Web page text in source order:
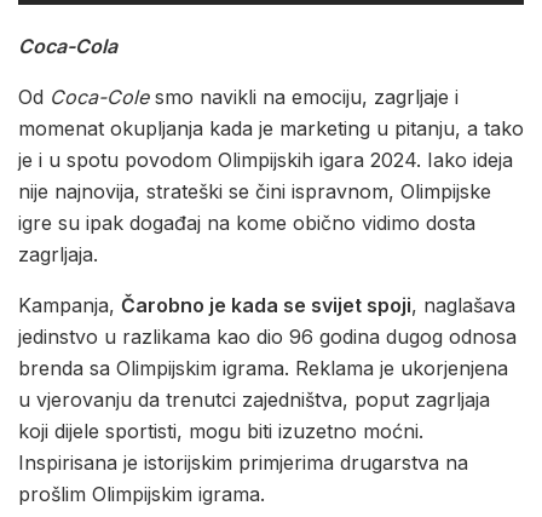
Coca-Cola
Od Coca-Colesmo navikli na emociju, zagrljaje i
momenat okupljanja kada je marketing u pitanju, a tako
je i u spotu povodom Olimpijskih igara 2024. Iako ideja
nije najnovija, strateški se čini ispravnom, Olimpijske
igre su ipak događaj na kome obično vidimo dosta
zagrljaja.
Kampanja, Čarobno je kada se svijet spoji, naglašava
jedinstvo u razlikama kao dio 96 godina dugog odnosa
brenda sa Olimpijskim igrama. Reklama je ukorjenjena
u vjerovanju da trenutci zajedništva, poput zagrljaja
koji dijele sportisti, mogu biti izuzetno moćni.
Inspirisana je istorijskim primjerima drugarstva na
prošlim Olimpijskim igrama.